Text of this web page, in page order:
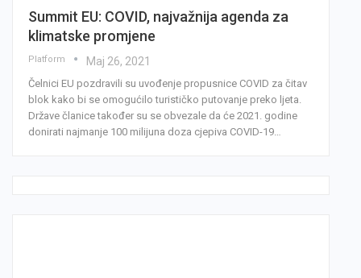
Summit EU: COVID, najvažnija agenda za
klimatske promjene
Platform Мај 26, 2021
Čelnici EU pozdravili su uvođenje propusnice COVID za čitav
blok kako bi se omogućilo turističko putovanje preko ljeta.
Države članice također su se obvezale da će 2021. godine
donirati najmanje 100 milijuna doza cjepiva COVID-19…